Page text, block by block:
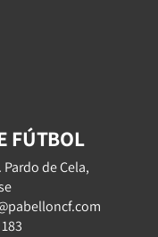
FÚTBOL
de Cela,